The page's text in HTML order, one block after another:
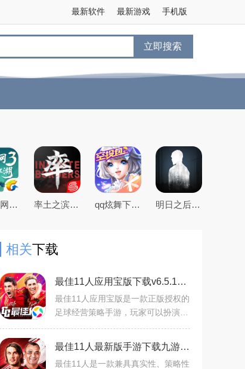
手机版
最新游戏
最新软件
立即搜索
腾讯剑网3指尖江湖手游 率土之滨手游下载2026最新版本 qq炫舞下载2026最新版 明日之后官方手游版
相关下载
最佳11人应用宝版下载v6.5.142足球经营策略手游
最佳11人应用宝版是一款正版授权的
足球经营策略手游，玩家可以扮演俱
与联赛。游戏画面精美，玩法丰富，
支持Android平台，免费下
最佳11人最新版手游下载九游版v6.5.142安卓版
最佳11人是一款兼具真实性、策略性